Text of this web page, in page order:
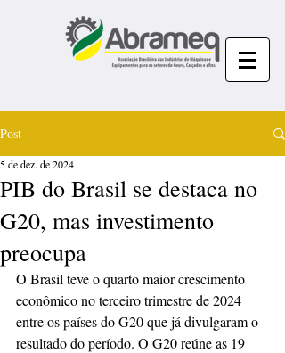
Post
PIB do Brasil se destaca no
G20, mas investimento
preocupa
5 de dez. de 2024
O Brasil teve o quarto maior crescimento
econômico no terceiro trimestre de 2024
entre os países do G20 que já divulgaram o
resultado do período. O G20 reúne as 19